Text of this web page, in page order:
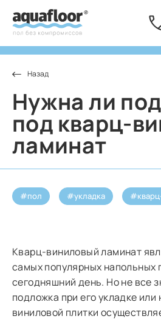
Нужна ли
под кварц-
ламинат
#пол #укладка
Кварц-виниловый ламинат
самых популярных напольных
сегодняшний день. Но не все
подложка при его укладке
виниловой плитки